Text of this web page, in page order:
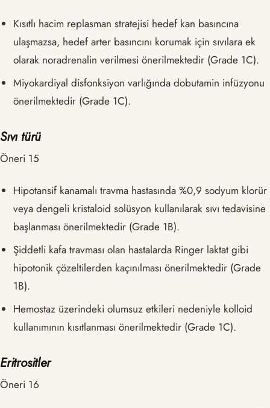
Kısıtlı hacim replasman stratejisi hedef kan basıncına
ulaşmazsa, hedef arter basıncını korumak için sıvılara ek
olarak noradrenalin verilmesi önerilmektedir (Grade 1C).
Miyokardiyal disfonksiyon varlığında dobutamin infüzyonu
önerilmektedir (Grade 1C).
Sıvı türü
Öneri 15
Hipotansif kanamalı travma hastasında %0,9 sodyum klorür
veya dengeli kristaloid solüsyon kullanılarak sıvı tedavisine
başlanması önerilmektedir (Grade 1B).
Şiddetli kafa travması olan hastalarda Ringer laktat gibi
hipotonik çözeltilerden kaçınılması önerilmektedir (Grade
1B).
Hemostaz üzerindeki olumsuz etkileri nedeniyle kolloid
kullanımının kısıtlanması önerilmektedir (Grade 1C).
Eritrositler
Öneri 16